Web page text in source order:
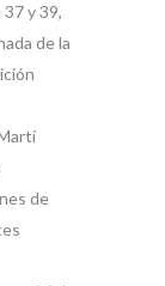
y 39,
de la
de